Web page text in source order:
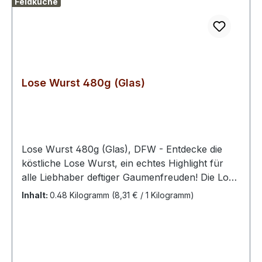
Lose Wurst 480g (Glas)
Lose Wurst 480g (Glas), DFW - Entdecke die
köstliche Lose Wurst, ein echtes Highlight für
alle Liebhaber deftiger Gaumenfreuden! Die Lose
Wurst bietet Ihnen den authentischen
Inhalt: 0.48 Kilogramm (8,31 € / 1 Kilogramm)